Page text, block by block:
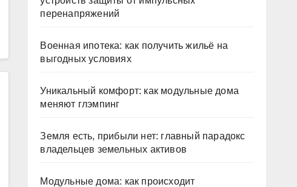
перенапряжений
Военная ипотека: как получить жильё на
выгодных условиях
Уникальный комфорт: как модульные дома
меняют глэмпинг
Земля есть, прибыли нет: главный парадокс
владельцев земельных активов
Модульные дома: как происходит